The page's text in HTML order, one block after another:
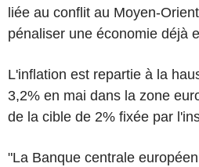
liée au conflit au Moyen-
pénaliser une économie déjà
L'inflation est repartie à la
3,2% en mai dans la zone
de la cible de 2% fixée par
"La Banque centrale